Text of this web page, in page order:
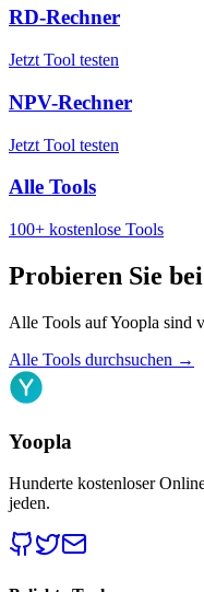
RD-Rechner
Jetzt Tool testen
NPV-Rechner
Jetzt Tool testen
Alle Tools
100+ kostenlose Tools
Probieren Sie
Alle Tools auf Yoopla sind
Alle Tools durchsuchen →
Yoopla
Hunderte kostenloser
jeden.